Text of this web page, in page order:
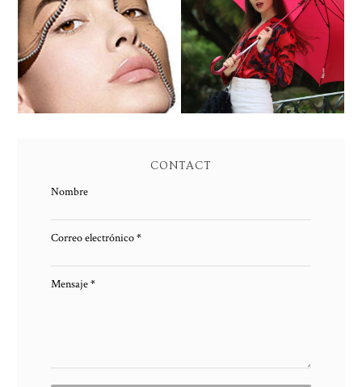
PEELING QUIMICO DE
ACIDO SALICILICO:
PIEL NUEVA
ENTREVISTA A SUSANA
ARCOCHA
CONTACT
Nombre
Correo electrónico*
Mensaje*